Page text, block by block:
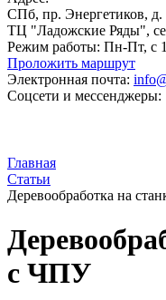
СПб, пр. Энергетиков, д.
ТЦ "Ладожские Ряды",
Режим работы: Пн-Пт, с
Проложить маршрут
Электронная почта:
Соцсети и мессенджеры:
Главная
Статьи
​Деревообработка на
с ЧПУ